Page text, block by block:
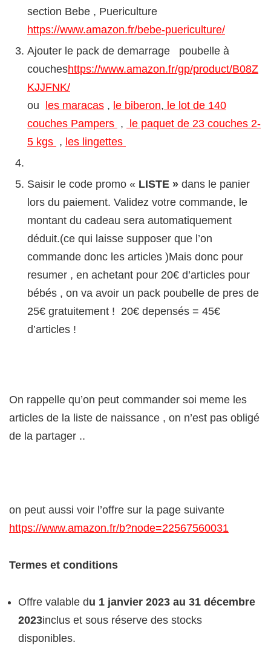
section Bebe , Puericulture
https://www.amazon.fr/bebe-puericulture/
Ajouter le pack de demarrage poubelle à
coucheshttps://www.amazon.fr/gp/product/B08Z
KJJFNK/
ou les maracas , le biberon, le lot de 140
couches Pampers , le paquet de 23 couches 2-
5 kgs , les lingettes
Saisir le code promo « LISTE » dans le panier
lors du paiement. Validez votre commande, le
montant du cadeau sera automatiquement
déduit.(ce qui laisse supposer que l’on
commande donc les articles )Mais donc pour
resumer , en achetant pour 20€ d’articles pour
bébés , on va avoir un pack poubelle de pres de
25€ gratuitement ! 20€ depensés = 45€
d’articles !
On rappelle qu’on peut commander soi meme les
articles de la liste de naissance , on n’est pas obligé
de la partager ..
on peut aussi voir l’offre sur la page suivante
https://www.amazon.fr/b?node=22567560031
Termes et conditions
Offre valable du 1 janvier 2023 au 31 décembre
2023inclus et sous réserve des stocks
disponibles.